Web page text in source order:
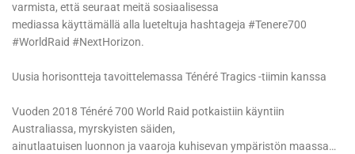
varmista, että seuraat meitä sosiaalisessa
mediassa käyttämällä alla lueteltuja hashtageja #Tenere700
#WorldRaid #NextHorizon.
Uusia horisontteja tavoittelemassa Ténéré Tragics -tiimin kanssa
Vuoden 2018 Ténéré 700 World Raid potkaistiin käyntiin
Australiassa, myrskyisten säiden,
ainutlaatuisen luonnon ja vaaroja kuhisevan ympäristön maassa…